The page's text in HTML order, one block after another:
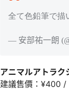
全て色鉛筆で描
— 安部祐一朗
アニマルアトラク
建議售價：¥400 /